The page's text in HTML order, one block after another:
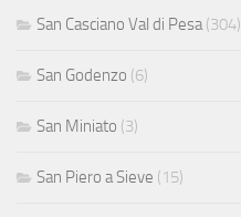
San Casciano Val di Pesa(304)
San Godenzo (6)
San Miniato (3)
San Piero a Sieve (15)